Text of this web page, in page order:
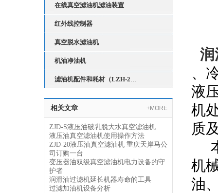
在线真空滤油机滤油装置
红外线控制器
真空脱水滤油机
机油净油机
滤油机配件和耗材（LZH-2红外线液位控制器）
相关文章 +MORE
ZJD-S液压油破乳脱大水真空滤油机
液压油真空滤油机使用操作方法
ZJD-20液压油真空滤油机 重庆天岸马公
司订购一台
变压器油双级真空滤油机电力设备的守
护者
润滑油过滤机延长机器寿命的工具
过滤加油机设备分析
润
、
液
机
质
本
机
油